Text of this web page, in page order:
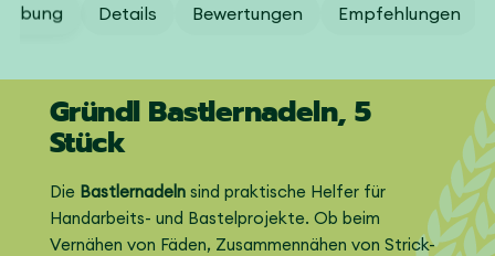
Details Bewertungen Empfehlungen
Gründl Bastlernadeln, 5
Stück
Die Bastlernadelnsind praktische Helfer für
Handarbeits- und Bastelprojekte. Ob beim
Vernähen von Fäden, Zusammennähen von Strick-